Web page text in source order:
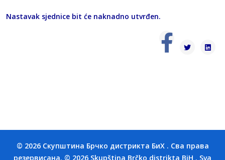
Nastavak sjednice bit će naknadno utvrđen.
© 2026 Скупштина Брчко дистрикта БиХ . Сва права
резервисана. © 2026 Skupština Brčko distrikta BiH . Sva